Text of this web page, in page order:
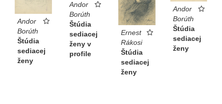
Andor
Borúth
Štúdia
sediacej
ženy
Andor
Borúth
Štúdia
sediacej
ženy
Andor
Borúth
Štúdia
sediacej
ženy v
profile
Ernest
Rákosi
Štúdia
sediacej
ženy